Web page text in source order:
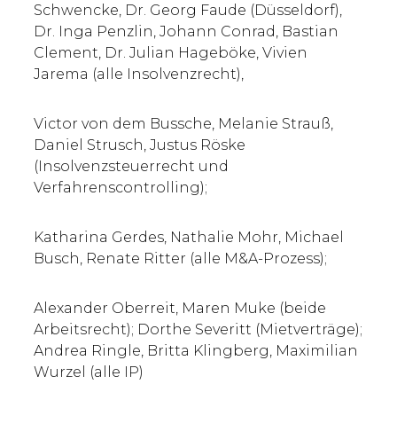
Schwencke, Dr. Georg Faude (Düsseldorf),
Dr. Inga Penzlin, Johann Conrad, Bastian
Clement, Dr. Julian Hageböke, Vivien
Jarema (alle Insolvenzrecht),
Victor von dem Bussche, Melanie Strauß,
Daniel Strusch, Justus Röske
(Insolvenzsteuerrecht und
Verfahrenscontrolling);
Katharina Gerdes, Nathalie Mohr, Michael
Busch, Renate Ritter (alle M&A-Prozess);
Alexander Oberreit, Maren Muke (beide
Arbeitsrecht); Dorthe Severitt (Mietverträge);
Andrea Ringle, Britta Klingberg, Maximilian
Wurzel (alle IP)